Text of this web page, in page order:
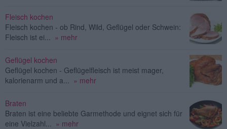
Fleisch kochen
Fleisch kochen - ob Rind, Wild, Geflügel oder Schwein:
Fleisch ist ei...
» mehr
Geflügel kochen
Geflügel kochen - Geflügelfleisch ist meist mager,
kalorienarm und a...
» mehr
Braten
Braten ist eine beliebte Garmethode und eignet sich für
eine Vielzahl...
» mehr